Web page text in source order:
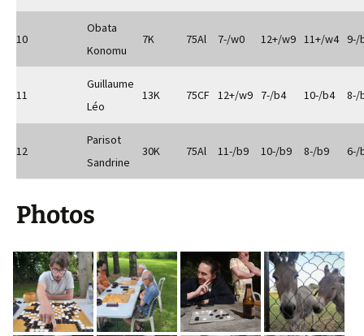
10
Obata
Konomu
7K 75Al 7-/w0 12+/w9 11+/w4 9-/
11
Guillaume
Léo
13K 75CF 12+/w9 7-/b4 10-/b4 8-/
12
Parisot
Sandrine
30K 75Al 11-/b9 10-/b9 8-/b9 6-/
Photos